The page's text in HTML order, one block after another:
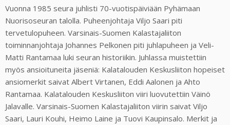
Vuonna 1985 seura juhlisti 70-vuotispäiviään Pyhämaan
Nuorisoseuran talolla. Puheenjohtaja Viljo Saari piti
tervetulopuheen. Varsinais-Suomen Kalastajaliiton
toiminnanjohtaja Johannes Pelkonen piti juhlapuheen ja Veli-
Matti Rantamaa luki seuran historiikin. Juhlassa muistettiin
myös ansioituneita jäseniä: Kalatalouden Keskusliiton hopeiset
ansiomerkit saivat Albert Virtanen, Eddi Aalonen ja Ahto
Rantamaa. Kalatalouden Keskusliiton viiri luovutettiin Väinö
Jalavalle. Varsinais-Suomen Kalastajaliiton viirin saivat Viljo
Saari, Lauri Kouhi, Heimo Laine ja Tuovi Kaupinsalo. Merkit ja